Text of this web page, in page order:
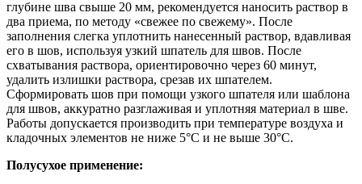
глубине шва свыше 20 мм, рекомендуется наносить раствор в
два приема, по методу «свежее по свежему». После
заполнения слегка уплотнить нанесенный раствор, вдавливая
его в шов, используя узкий шпатель для швов. После
схватывания раствора, ориентировочно через 60 минут,
удалить излишки раствора, срезав их шпателем.
Сформировать шов при помощи узкого шпателя или шаблона
для швов, аккуратно разглаживая и уплотняя материал в шве.
Работы допускается производить при температуре воздуха и
кладочных элементов не ниже 5°С и не выше 30°С.
Полусухое применение: